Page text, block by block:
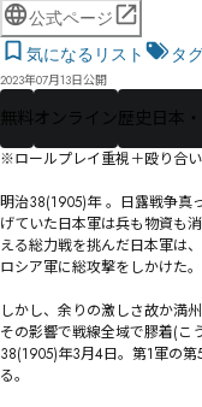
公式ページ
気になるリスト
タ
2023年07月13日公開
無料 オンライン 歴史日本・
※ロールプレイ重視＋殴り合
明治38(1905)年 。日露戦争真
げていた日本軍は兵も物資も
える総力戦を挑んだ日本軍は
ロシア軍に総攻撃をしかけた。
しかし、余りの激しさ故か満
その影響で戦線全域で膠着(こ
38(1905)年3月4日。第1軍の
る。